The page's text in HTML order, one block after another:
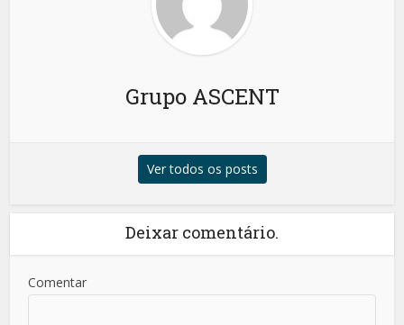
Grupo ASCENT
Ver todos os posts
Deixar comentário.
Comentar